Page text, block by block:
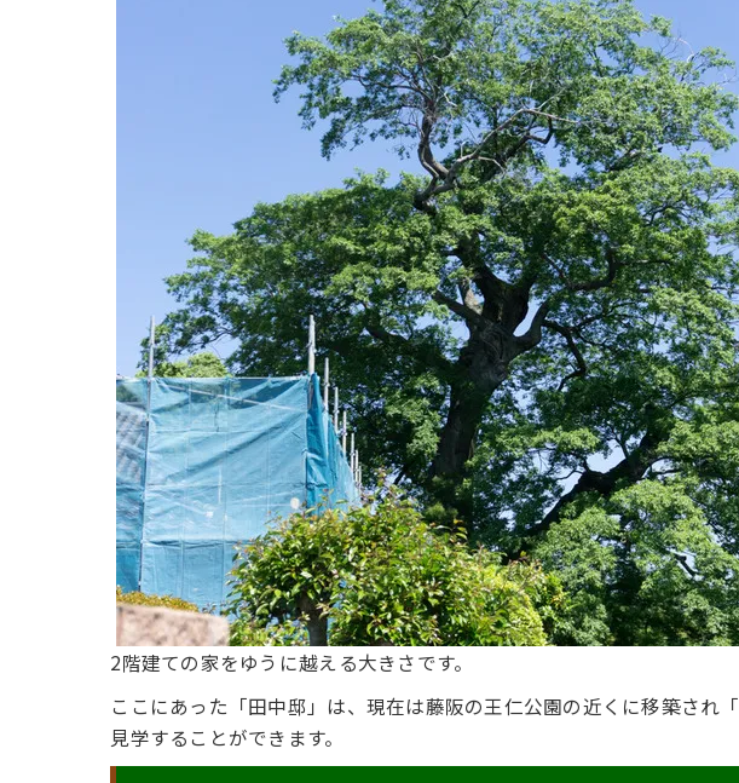
2階建ての家をゆうに越える大きさです。
ここにあった「田中邸」は、現在は藤阪の王仁公園の近くに移築され「
見学することができます。